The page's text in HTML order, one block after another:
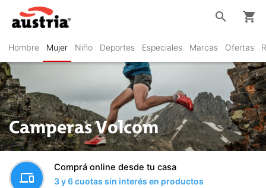
Hombre Mujer Niño Deportes Especiales Marcas Ofertas
search shopping_cart
Camperas Volcom
devices
Comprá online desde tu casa
3 y 6 cuotas sin interés en productos